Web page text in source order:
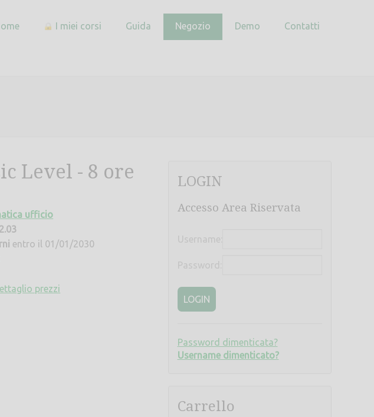
I miei corsi Guida Negozio Demo Contatti
Level - 8 ore
ufficio
entro il 01/01/2030
prezzi
LOGIN
Accesso Area Riservata
Username:
Password:
LOGIN
Password dimenticata?
Username dimenticato?
Carrello